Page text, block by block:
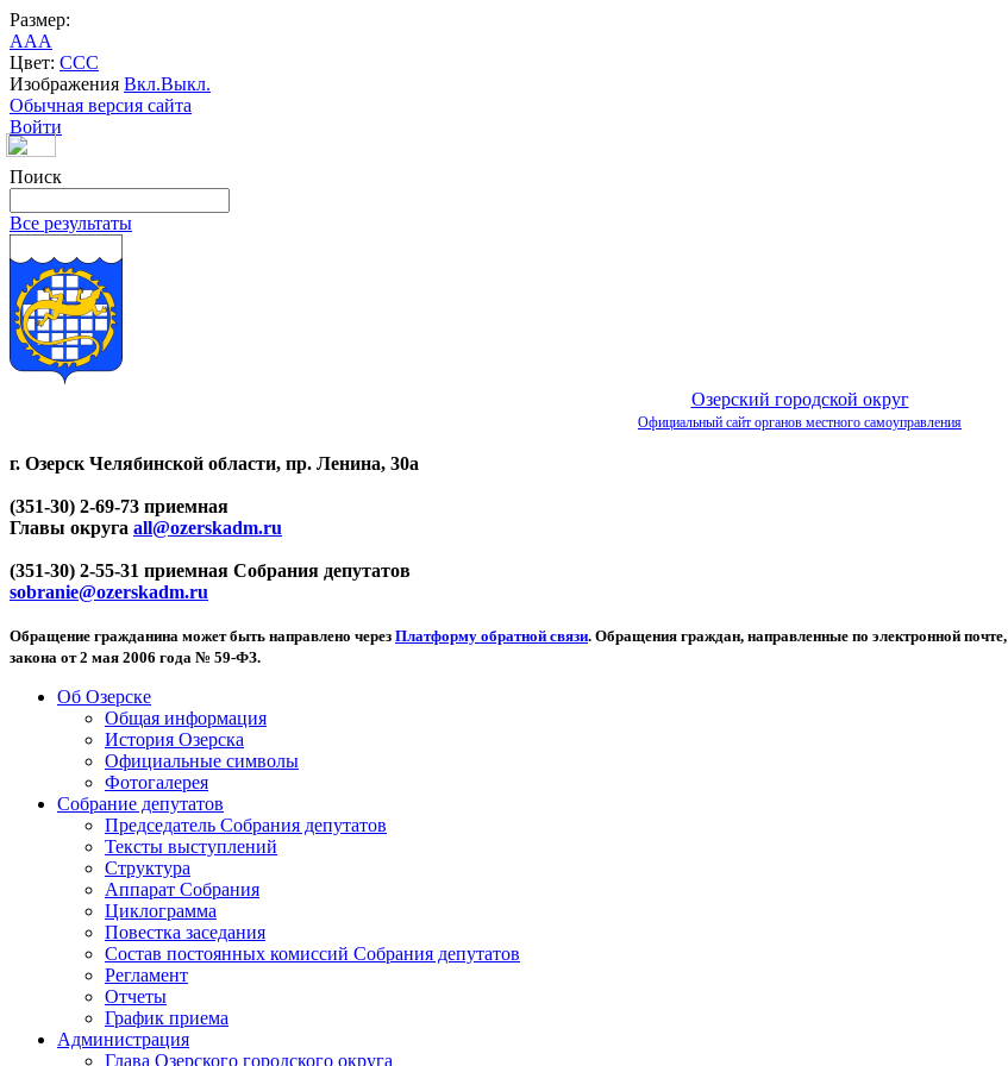
Размер:
AAA
Цвет: CCC
Изображения Вкл.Выкл.
Обычная версия сайта
Войти
Поиск
Все результаты
Озерский городской округ
Официальный сайт органов местного самоуправления
г. Озерск Челябинской области, пр. Ленина, 30а
(351-30) 2-69-73 приемная
Главы округа all@ozerskadm.ru
(351-30) 2-55-31 приемная Собрания депутатов
sobranie@ozerskadm.ru
Обращение гражданина может быть направлено через Платформу обратной связи. Обращения граждан, направленные по электронной почте,
закона от 2 мая 2006 года № 59-ФЗ.
Об Озерске
Общая информация
История Озерска
Официальные символы
Фотогалерея
Собрание депутатов
Председатель Собрания депутатов
Тексты выступлений
Структура
Аппарат Собрания
Циклограмма
Повестка заседания
Состав постоянных комиссий Собрания депутатов
Регламент
Отчеты
График приема
Администрация
Глава Озерского городского округа